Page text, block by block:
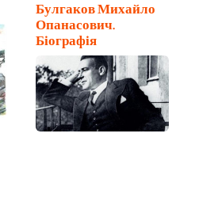
Булгаков Михайло
Опанасович.
Біографія